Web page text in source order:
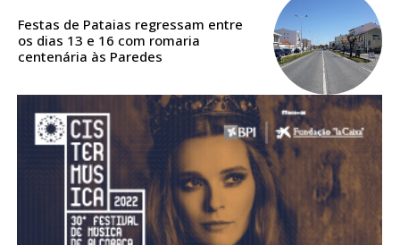
DIGITAL ANUAL
16
12 meses
Acesso ao conteúdo online
Acesso aos conteúdos Exclusivos para
assinantes
Ofertas para assinatura anual
Festas de Pataias regressam entre
os dias 13 e 16 com romaria
centenária às Paredes